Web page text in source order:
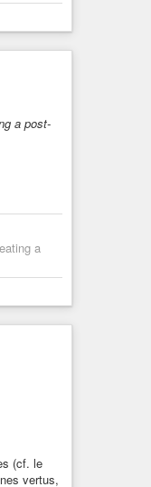
a post-
a
(cf. le
vertus,